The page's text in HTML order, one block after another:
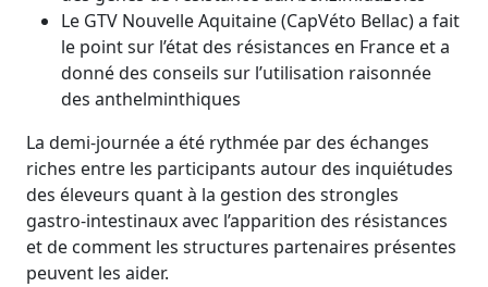
Le GTV Nouvelle Aquitaine (CapVéto Bellac) a fait
le point sur l’état des résistances en France et a
donné des conseils sur l’utilisation raisonnée
des anthelminthiques
La demi-journée a été rythmée par des échanges
riches entre les participants autour des inquiétudes
des éleveurs quant à la gestion des strongles
gastro-intestinaux avec l’apparition des résistances
et de comment les structures partenaires présentes
peuvent les aider.